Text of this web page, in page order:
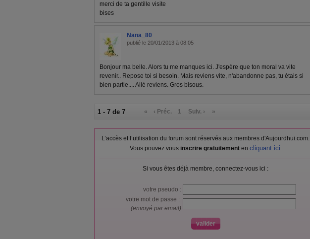
merci de ta gentille visite
bises
Nana_80
publié le 20/01/2013 à 08:05
Bonjour ma belle. Alors tu me manques ici. J'espère que ton moral va vite
revenir.. Repose toi si besoin. Mais reviens vite, n'abandonne pas, tu étais si
bien partie.... Allé reviens. Gros bisous.
1 - 7 de 7 « ‹ Préc. 1 Suiv. › »
L’accès et l’utilisation du forum sont réservés aux membres d'Aujourdhui.com.
Vous pouvez vous inscrire gratuitementen cliquant ici.
Si vous êtes déjà membre, connectez-vous ici :
votre pseudo :
votre mot de passe :
(envoyé par email)